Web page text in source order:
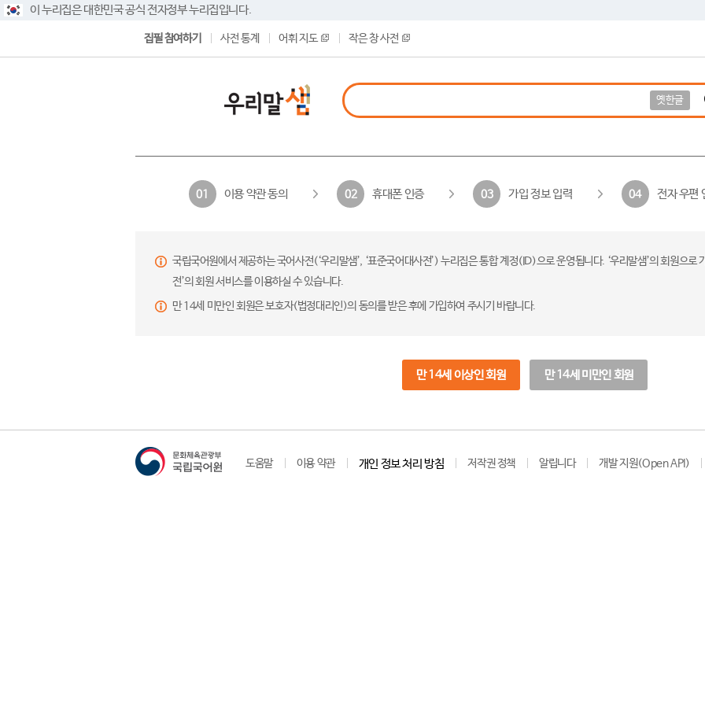
이 누리집은 대한민국 공식 전자정부 누리집입니다.
집필 참여하기 사전 통계 어휘 지도 작은 창 사전
옛한글
01 이용 약관 동의 02 휴대폰 인증 03 가입 정보 입력 04 전자 우편
국립국어원에서 제공하는 국어사전(‘우리말샘’, ‘표준국어대사전’) 누리집은 통합 계정(ID)으로 운영됩니다. ‘우리말샘’의 회원으
전’의 회원 서비스를 이용하실 수 있습니다.
만 14세 미만인 회원은 보호자(법정대리인)의 동의를 받은 후에 가입하여 주시기 바랍니다.
만 14세 이상인 회원 만 14세 미만인 회원
도움말 이용 약관 개인 정보 처리 방침 저작권 정책 알립니다 개발 지원(Open API)